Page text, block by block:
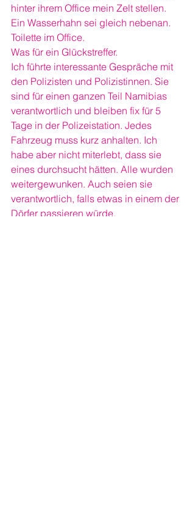
hinter ihrem Office mein Zelt stellen.
Ein Wasserhahn sei gleich nebenan.
Toilette im Office.
Was für ein Glückstreffer.
Ich führte interessante Gespräche mit
den Polizisten und Polizistinnen. Sie
sind für einen ganzen Teil Namibias
verantwortlich und bleiben fix für 5
Tage in der Polizeistation. Jedes
Fahrzeug muss kurz anhalten. Ich
habe aber nicht miterlebt, dass sie
eines durchsucht hätten. Alle wurden
weitergewunken. Auch seien sie
verantwortlich, falls etwas in einem der
Dörfer passieren würde.